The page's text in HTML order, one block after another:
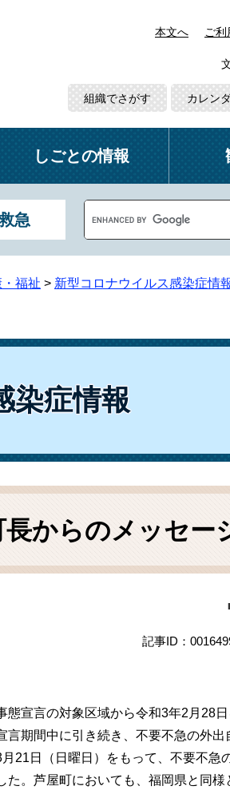
本文へ ご利
組織でさがす カレン
しごとの情報
急
o
g
e
タ
索
福祉 > 新型コロナウイルス感染症情
染症情報
からのメッセー
記事ID：
宣言の対象区域から令和3年2月28
言期間中に引き続き、不要不急の外出
21日（日曜日）をもって、不要不急
た。芦屋町においても、福岡県と同様